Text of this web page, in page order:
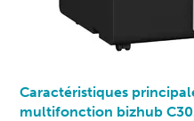
Caractéristiques
multifonction bizhub